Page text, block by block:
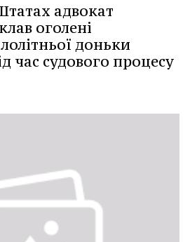
адвокат
оголені
доньки
час судового процесу